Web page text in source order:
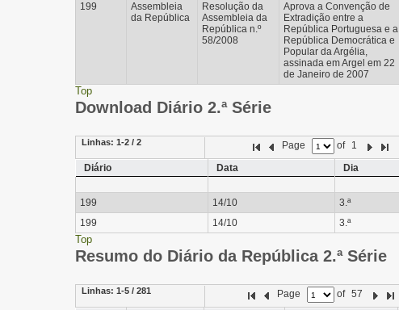
199
Assembleia
da República
Resolução da
Assembleia da
República n.º
58/2008
Aprova a Convenção de
Extradição entre a
República Portuguesa e a
República Democrática e
Popular da Argélia,
assinada em Argel em 22
de Janeiro de 2007
Top
Download Diário 2.ª Série
Linhas: 1-2 / 2 Page of 1
Diário
Data Dia
199 14/10 3.ª
199
14/10 3.ª
Top
Resumo do Diário da República 2.ª Série
Linhas: 1-5 / 281 Page of 57